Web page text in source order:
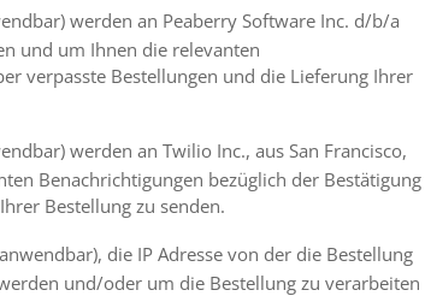
werden an Peaberry Software Inc. d/b/a
und um Ihnen die relevanten
verpasste Bestellungen und die Lieferung Ihrer
werden an Twilio Inc., aus San Francisco,
Benachrichtigungen bezüglich der Bestätigung
Bestellung zu senden.
die IP Adresse von der die Bestellung
und/oder um die Bestellung zu verarbeiten